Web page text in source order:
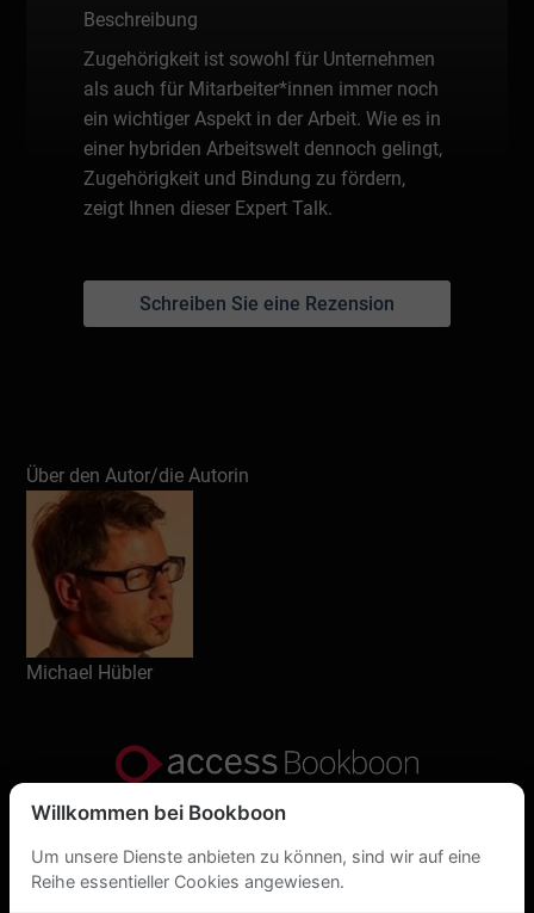
Beschreibung
Zugehörigkeit ist sowohl für Unternehmen
als auch für Mitarbeiter*innen immer noch
ein wichtiger Aspekt in der Arbeit. Wie es in
einer hybriden Arbeitswelt dennoch gelingt,
Zugehörigkeit und Bindung zu fördern,
zeigt Ihnen dieser Expert Talk.
Schreiben Sie eine Rezension
Über den Autor/die Autorin
Michael Hübler
Datenschutzerklärung
Über uns
Willkommen bei Bookboon
Um unsere Dienste anbieten zu können, sind wir auf eine
Reihe essentieller Cookies angewiesen.